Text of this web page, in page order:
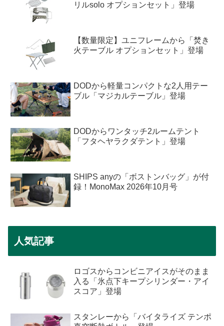
リルsolo オプションセット」登場
【数量限定】ユニフレームから「焚き
火テーブル オプションセット」登場
DODから軽量コンパクトな2人用テー
ブル「マジカルテーブル」登場
DODからワンタッチ2ルームテント
「フタヘヤラクダテント」登場
SHIPS anyの「ボストンバッグ」が付
録！MonoMax 2026年10月号
人気記事
ロゴスからコンビニアイスがそのまま
入る「氷点下キープシリンダー・アイ
スコア」登場
スタンレーから「バイタライズ テンポ